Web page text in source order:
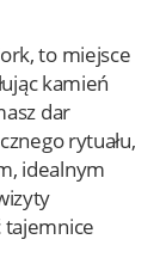
to miejsce
kamień
dar
rytuału,
idealnym
tajemnice